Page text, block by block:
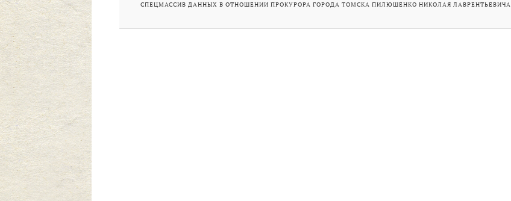
СПЕЦМАССИВ ДАННЫХ В ОТНОШЕНИИ ПРОКУРОРА ГОРОДА ТОМСКА ПИЛЮШЕНКО НИКОЛАЯ ЛАВРЕНТЬЕВИЧА